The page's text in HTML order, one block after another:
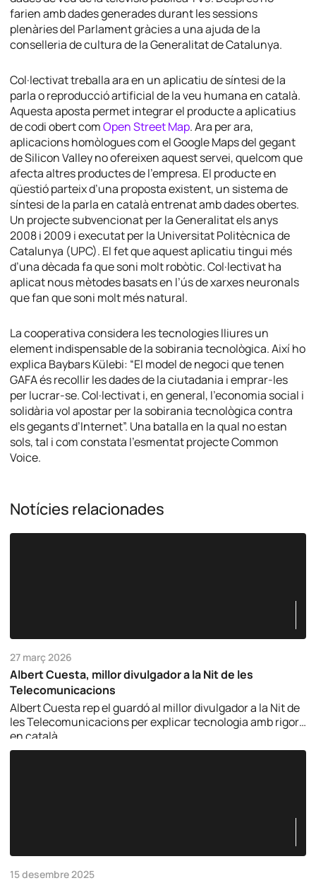
farien amb dades generades durant les sessions
plenàries del Parlament gràcies a una ajuda de la
conselleria de cultura de la Generalitat de Catalunya.
Col·lectivat treballa ara en un aplicatiu de síntesi de la
parla o reproducció artificial de la veu humana en català.
Aquesta aposta permet integrar el producte a aplicatius
de codi obert comOpen Street Map. Ara per ara,
aplicacions homòlogues com el Google Maps del gegant
de Silicon Valley no ofereixen aquest servei, quelcom que
afecta altres productes de l’empresa. El producte en
qüestió parteix d’una proposta existent, un sistema de
síntesi de la parla en català entrenat amb dades obertes.
Un projecte subvencionat per la Generalitat els anys
2008 i 2009 i executat per la Universitat Politècnica de
Catalunya (UPC). El fet que aquest aplicatiu tingui més
d’una dècada fa que soni molt robòtic. Col·lectivat ha
aplicat nous mètodes basats en l’ús de xarxes neuronals
que fan que soni molt més natural.
La cooperativa considera les tecnologies lliures un
element indispensable de la sobirania tecnològica. Així ho
explica Baybars Külebi: “El model de negoci que tenen
GAFA és recollir les dades de la ciutadania i emprar-les
per lucrar-se. Col·lectivat i, en general, l’economia social i
solidària vol apostar per la sobirania tecnològica contra
els gegants d’Internet”. Una batalla en la qual no estan
sols, tal i com constata l’esmentat projecte Common
Voice.
Notícies relacionades
27 març 2026
Albert Cuesta, millor divulgador a la Nit de les
Telecomunicacions
Albert Cuesta rep el guardó al millor divulgador a la Nit de
les Telecomunicacions per explicar tecnologia amb rigor i
en català.
15 desembre 2025